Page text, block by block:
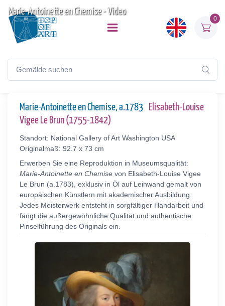
0
Marie-Antoinette en Chemise, a.1783
Elisabeth-Louise
Vigee Le Brun (1755-1842)
Standort: National Gallery of Art Washington USA
Originalmaß: 92.7 x 73 cm
Erwerben Sie eine Reproduktion in Museumsqualität:
Marie-Antoinette en Chemise von Elisabeth-Louise Vigee
Le Brun (a.1783), exklusiv in Öl auf Leinwand gemalt von
europäischen Künstlern mit akademischer Ausbildung.
Jedes Meisterwerk entsteht in sorgfältiger Handarbeit und
fängt die außergewöhnliche Qualität und authentische
Pinselführung des Originals ein.
Marie-Antoinette en Chemise - Video